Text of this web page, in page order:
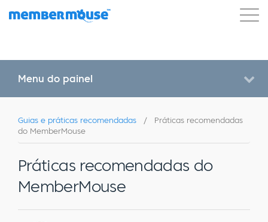
Menu do painel
Guias e práticas recomendadas / Práticas recomendadas
do MemberMouse
Práticas recomendadas do
MemberMouse